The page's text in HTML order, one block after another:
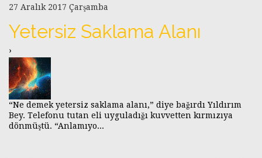
27 Aralık 2017 Çarşamba
Yetersiz Saklama Alanı
›
“Ne demek yetersiz saklama alanı,” diye bağırdı Yıldırım
Bey. Telefonu tutan eli uyguladığı kuvvetten kırmızıya
dönmüştü. “Anlamıyo...